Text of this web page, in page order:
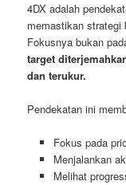
4DX adalah
memastikan strategi
Fokusnya bukan
target
dan terukur.
Pendekatan ini
Fokus pada
Menjalankan
Melihat